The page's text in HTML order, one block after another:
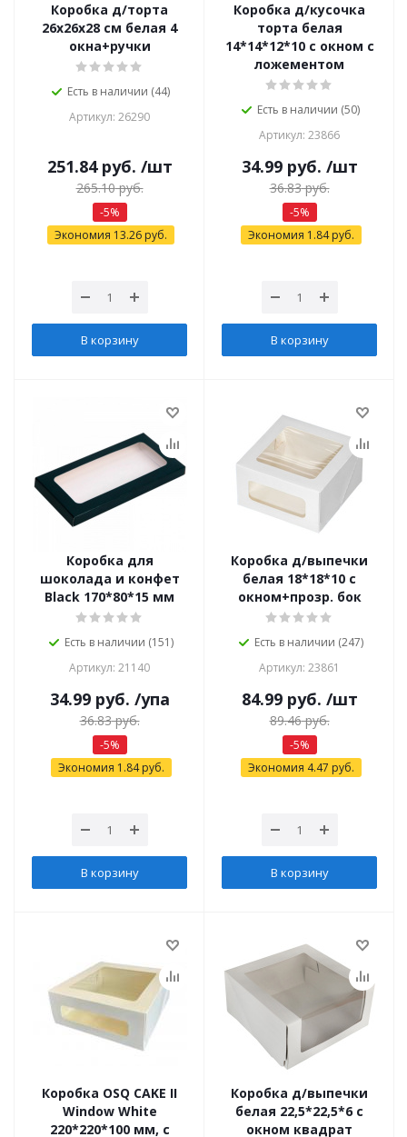
Коробка д/торта
26х26х28 см белая 4
окна+ручки
Есть в наличии (44)
Артикул: 26290
251.84руб. /шт
265.10руб.
-5%
Экономия 13.26 руб.
В корзину
Коробка д/кусочка
торта белая
14*14*12*10 с окном с
ложементом
Есть в наличии (50)
Артикул: 23866
34.99руб. /шт
36.83руб.
-5%
Экономия 1.84руб.
В корзину
Коробка для
шоколада и конфет
Black 170*80*15 мм
Есть в наличии (151)
Артикул: 21140
34.99руб. /упа
36.83руб.
-5%
Экономия 1.84руб.
В корзину
Коробка д/выпечки
белая 18*18*10 с
окном+прозр. бок
Есть в наличии (247)
Артикул: 23861
84.99руб. /шт
89.46руб.
-5%
Экономия 4.47 руб.
В корзину
Коробка OSQ CAKE II
Window White
220*220*100 мм, с
Коробка д/выпечки
белая 22,5*22,5*6 с
окном квадрат